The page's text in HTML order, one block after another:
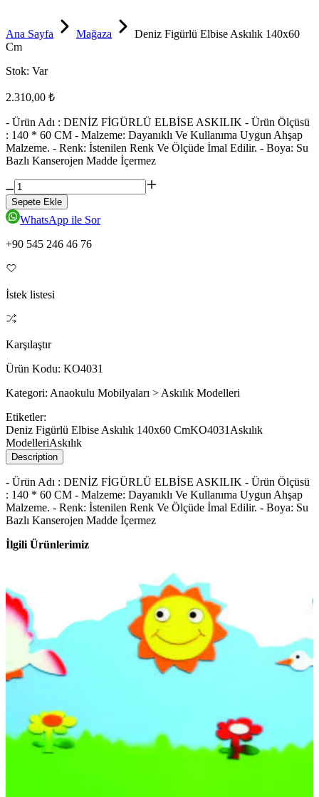
Ana Sayfa Mağaza
Deniz Figürlü Elbise Askılık 140x60
Cm
Stok: Var
2.310,00 ₺
- Ürün Adı : DENİZ FİGÜRLÜ ELBİSE ASKILIK - Ürün Ölçüsü
: 140 * 60 CM - Malzeme: Dayanıklı Ve Kullanıma Uygun Ahşap
Malzeme. - Renk: İstenilen Renk Ve Ölçüde İmal Edilir. - Boya: Su
Bazlı Kanserojen Madde İçermez
Sepete Ekle
WhatsApp ile Sor
+90 545 246 46 76
İstek listesi
Karşılaştır
Ürün Kodu: KO4031
Kategori: Anaokulu Mobilyaları > Askılık Modelleri
Etiketler:
Deniz Figürlü Elbise Askılık 140x60 CmKO4031 Askılık
ModelleriAskılık
Description
- Ürün Adı : DENİZ FİGÜRLÜ ELBİSE ASKILIK - Ürün Ölçüsü
: 140 * 60 CM - Malzeme: Dayanıklı Ve Kullanıma Uygun Ahşap
Malzeme. - Renk: İstenilen Renk Ve Ölçüde İmal Edilir. - Boya: Su
Bazlı Kanserojen Madde İçermez
İlgili Ürünlerimiz